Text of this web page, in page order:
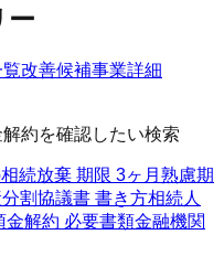
ー
改善候補事業詳細
約を確認したい検索
続放棄 期限 3ヶ月 熟慮期
割協議書 書き方相続人
金解約 必要書類金融機関